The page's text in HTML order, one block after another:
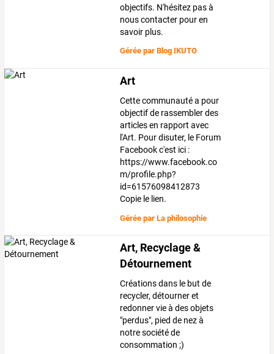
objectifs. N'hésitez pas à
nous contacter pour en
savoir plus.
Gérée parBlog IKUTO
Art
Cette communauté a pour
objectif de rassembler des
articles en rapport avec
l'Art. Pour disuter, le Forum
Facebook c'est ici :
https://www.facebook.co
m/profile.php?
id=61576098412873
Copie le lien.
Gérée parLa philosophie
Art, Recyclage &
Détournement
Créations dans le but de
recycler, détourner et
redonner vie à des objets
"perdus", pied de nez à
notre société de
consommation ;)